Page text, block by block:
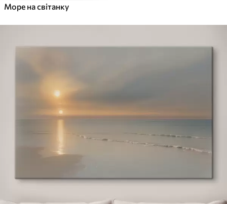
Море на світанку